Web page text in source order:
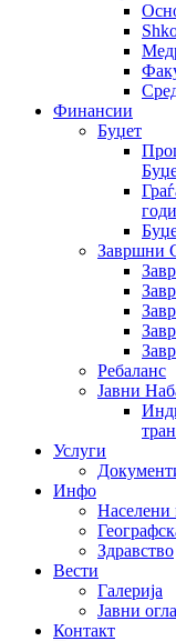
Финансии
Буџет
Завршни
Ребаланс
Јавни
Услуги
Инфо
Населени
Здравство
Вести
Галеријa
Јавни
Контакт